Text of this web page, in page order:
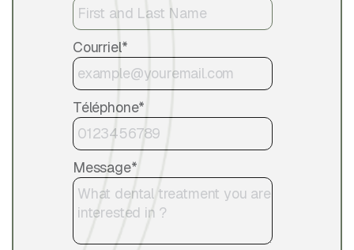
Courriel*
Téléphone*
Message*